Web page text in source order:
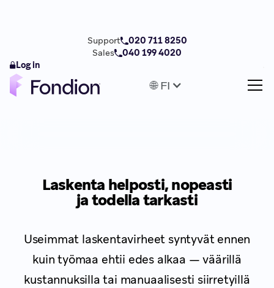
🌐 FI
Support
020 711 8250
Sales
040 199 4020
Log in
Laskenta helposti, nopeasti
ja todella tarkasti
Useimmat laskentavirheet syntyvät ennen
kuin työmaa ehtii edes alkaa — väärillä
kustannuksilla tai manuaalisesti siirretyillä